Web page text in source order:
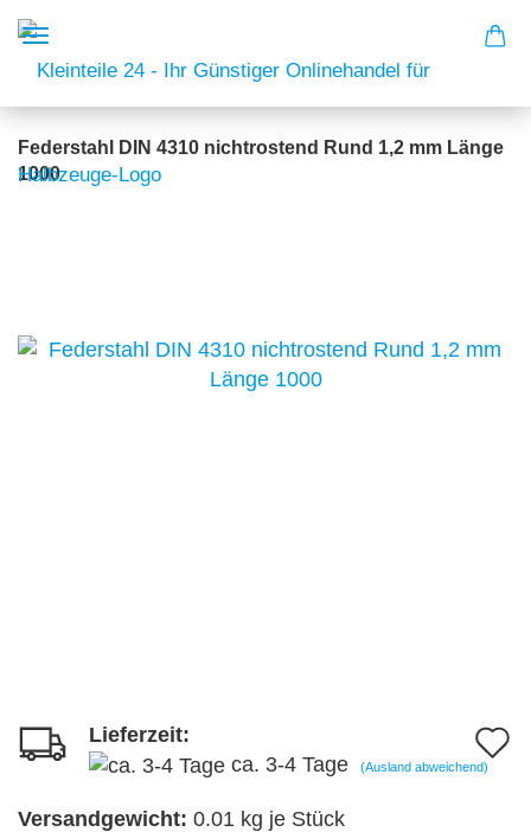
Federstahl DIN 4310 nichtrostend Rund 1,2 mm Länge
1000
Lieferzeit:
ca. 3-4 Tage
(Ausland abweichend)
Versandgewicht: 0.01 kg je Stück